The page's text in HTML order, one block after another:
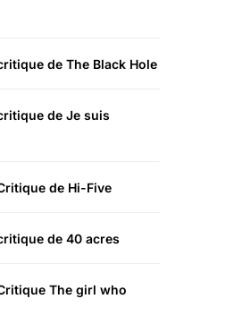
de The Black Hole
de Je suis
de Hi-Five
de 40 acres
The girl who